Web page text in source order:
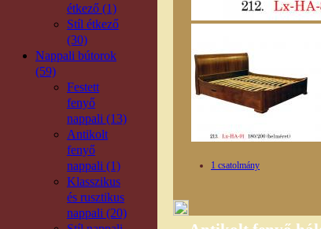
étkező (1)
Stíl étkező
(30)
Nappali bútorok
(59)
Festett
fenyő
nappali (13)
Antikolt
fenyő
nappali (1)
Klasszikus
és rusztikus
nappali (20)
1 csatolmány